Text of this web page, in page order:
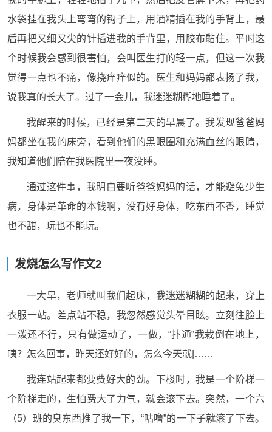
水袋挂在我头上弯弯的钩子上，用酒精插在我的手背上，最
后再把又细又尖的针插进我的手背里，用胶布黏住。平时这
个时候我会感到很害怕，会叫医生打的轻一点，但这一次我
觉得一点也不痛，像挠痒痒似的。医生和妈妈都表扬了我，
说我真的长大了。过了一会儿，我迷迷糊糊地睡着了。
我醒来的时候，已经是第二天的早晨了。我发现爸爸妈
妈都坐在我的床旁，看到他们的黑眼圈和充满血丝的眼睛，
我知道他们陪在我医院里一夜没睡。
通过这件事，我明白要听爸爸妈妈的话，才能避免少生
病，身体是革命的本钱啊，没有好身体，吃东西不香，睡觉
也不甜，玩也不能玩。
发烧怎么写作文2
一大早，老师就叫我们起床，我迷迷糊糊的起来，穿上
衣服一站。差点站不稳，我忽然感觉头晕目眩。立刻往脸上
一泼还不行，只有做运动了，一做，“扑通”我栽倒在地上，
咦？怎么回事，昨天还好好的，怎么今天就|……
我连站起来都要费好大的劲。下楼时，我是一个阶梯一
个阶梯走的，生怕费大了力气，就会滚下去。突然，一个六
（5）班的臭东西推了我一下，“咕噜”的一下子就滚了下去。